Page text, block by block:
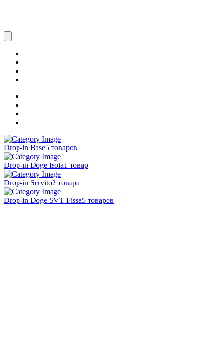
Drop-in Base5 товаров
Drop-in Doge Isola1 товар
Drop-in Servito2 товара
Drop-in Doge SVT Fissa5 товаров